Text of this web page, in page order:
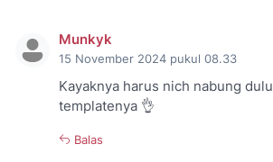
Munkyk
15 November 2024 pukul 08.33
Kayaknya harus nich nabung
templatenya 👌
Balas